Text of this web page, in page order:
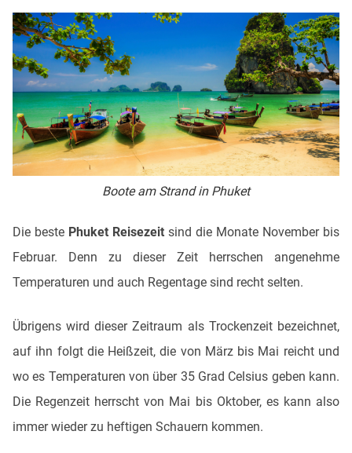
Boote am Strand in Phuket
Die beste Phuket Reisezeit sind die Monate November bis
Februar. Denn zu dieser Zeit herrschen angenehme
Temperaturen und auch Regentage sind recht selten.
Übrigens wird dieser Zeitraum als Trockenzeit bezeichnet,
auf ihn folgt die Heißzeit, die von März bis Mai reicht und
wo es Temperaturen von über 35 Grad Celsius geben kann.
Die Regenzeit herrscht von Mai bis Oktober, es kann also
immer wieder zu heftigen Schauern kommen.